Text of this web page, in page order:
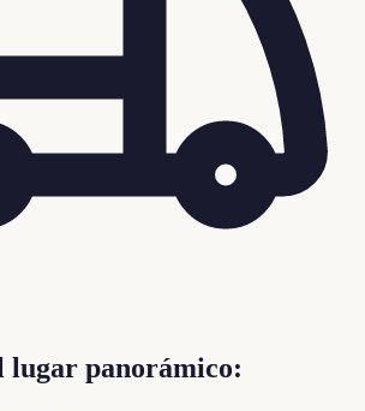
lugar panorámico: